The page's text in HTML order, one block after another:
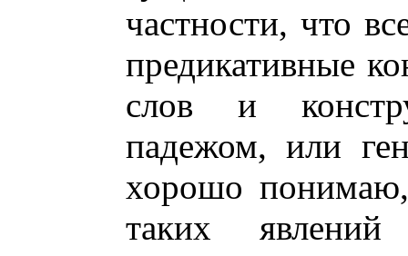
частности, что
предикативные
слов и
падежом, или
хорошо
таких